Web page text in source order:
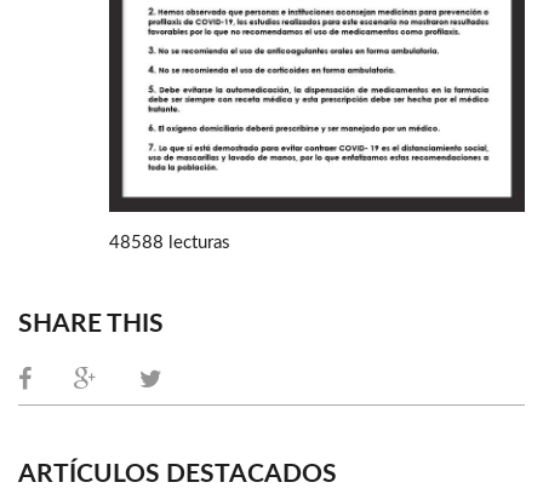
48588 lecturas
SHARE THIS
ARTÍCULOS DESTACADOS